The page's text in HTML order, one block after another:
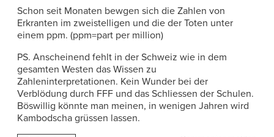
Schon seit Monaten bewgen sich die Zahlen von
Erkranten im zweistelligen und die der Toten unter
einem ppm. (ppm=part per million)
PS. Anscheinend fehlt in der Schweiz wie in dem
gesamten Westen das Wissen zu
Zahleninterpretationen. Kein Wunder bei der
Verblödung durch FFF und das Schliessen der Schulen.
Böswillig könnte man meinen, in wenigen Jahren wird
Kambodscha grüssen lassen.